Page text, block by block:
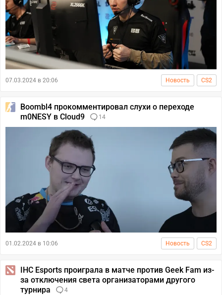
07.03.2024 в 20:06 Новость CS2
Boombl4 прокомментировал слухи о переходе
m0NESY в Cloud9
14
01.02.2024 в 10:06 Новость CS2
IHC Esports проиграла в матче против Geek Fam из-
за отключения света организаторами другого
турнира
4